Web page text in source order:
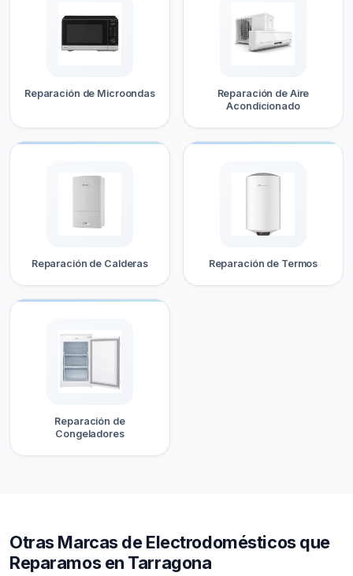
Reparación de Microondas
Reparación de Aire
Acondicionado
Reparación de Calderas Reparación de Termos
Reparación de
Congeladores
Otras Marcas de Electrodomésticos que
Reparamos en Tarragona